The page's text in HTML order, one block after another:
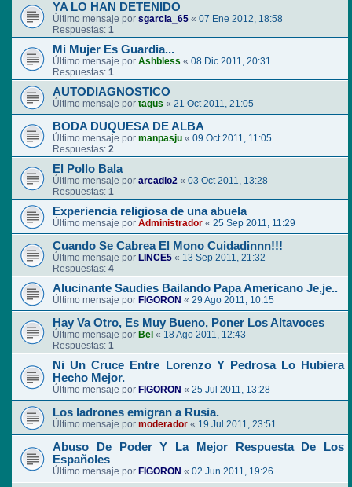
YA LO HAN DETENIDO
Último mensaje por sgarcia_65 « 07 Ene 2012, 18:58
Respuestas: 1
Mi Mujer Es Guardia...
Último mensaje por Ashbless « 08 Dic 2011, 20:31
Respuestas: 1
AUTODIAGNOSTICO
Último mensaje por tagus « 21 Oct 2011, 21:05
BODA DUQUESA DE ALBA
Último mensaje por manpasju « 09 Oct 2011, 11:05
Respuestas: 2
El Pollo Bala
Último mensaje por arcadio2 « 03 Oct 2011, 13:28
Respuestas: 1
Experiencia religiosa de una abuela
Último mensaje por Administrador « 25 Sep 2011, 11:29
Cuando Se Cabrea El Mono Cuidadinnn!!!
Último mensaje por LINCE5 « 13 Sep 2011, 21:32
Respuestas: 4
Alucinante Saudies Bailando Papa Americano Je,je..
Último mensaje por FIGORON « 29 Ago 2011, 10:15
Hay Va Otro, Es Muy Bueno, Poner Los Altavoces
Último mensaje por Bel « 18 Ago 2011, 12:43
Respuestas: 1
Ni Un Cruce Entre Lorenzo Y Pedrosa Lo Hubiera
Hecho Mejor.
Último mensaje por FIGORON « 25 Jul 2011, 13:28
Los ladrones emigran a Rusia.
Último mensaje por moderador « 19 Jul 2011, 23:51
Abuso De Poder Y La Mejor Respuesta De Los
Españoles
Último mensaje por FIGORON « 02 Jun 2011, 19:26